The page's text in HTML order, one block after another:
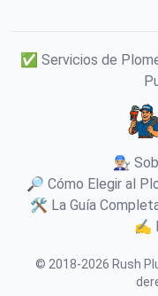
✅ Servicios de
👨🏼‍🔧
🔎 Cómo Elegir al
🛠️ La Guía
✍️
© 2018-2026 Rush